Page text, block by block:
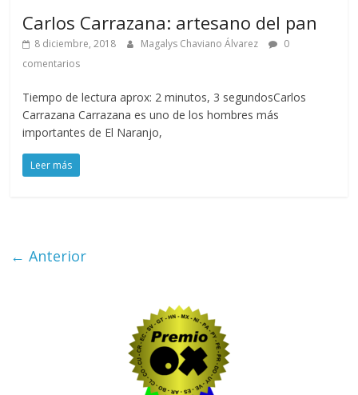
Carlos Carrazana: artesano del pan
8 diciembre, 2018 Magalys Chaviano Álvarez
0
comentarios
Tiempo de lectura aprox: 2 minutos, 3 segundosCarlos
Carrazana Carrazana es uno de los hombres más
importantes de El Naranjo,
Leer más
← Anterior